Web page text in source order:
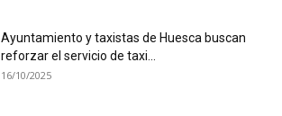
Ayuntamiento y taxistas de Huesca buscan
reforzar el servicio de taxi...
16/10/2025